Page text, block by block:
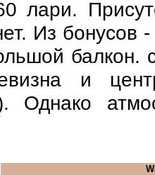
лари.
Из бонусов
балкон.
и
Однако